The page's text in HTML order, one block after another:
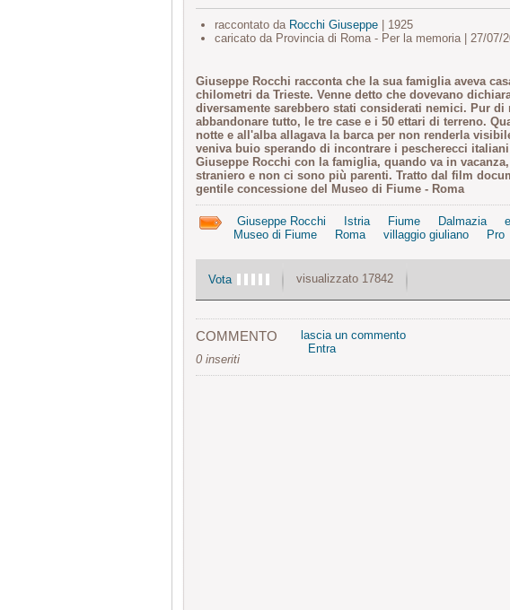
raccontato da Rocchi Giuseppe| 1925
caricato da Provincia di Roma - Per la memoria | 27/07/
Giuseppe Rocchi racconta che la sua famiglia aveva
chilometri da Trieste. Venne detto che dovevano
diversamente sarebbero stati considerati nemici. Pur
abbandonare tutto, le tre case e i 50 ettari di terreno.
notte e all'alba allagava la barca per non renderla
veniva buio sperando di incontrare i pescherecci
Giuseppe Rocchi con la famiglia, quando va in
straniero e non ci sono più parenti. Tratto dal film
gentile concessione del Museo di Fiume - Roma
Giuseppe Rocchi Istria Fiume Dalmazia
Museo di Fiume
Roma villaggio giuliano Pro
Vota visualizzato 17842
COMMENTO
0 inseriti
lascia un commento
Entra